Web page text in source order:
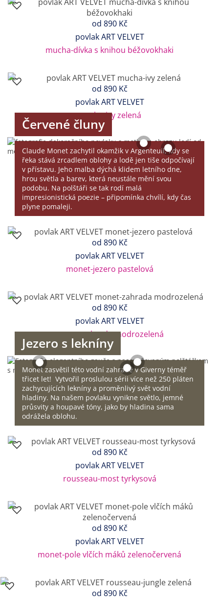
od 890 Kč
povlak ART VELVET
mucha-dívka s knihou béžovokhaki
od 890 Kč
povlak ART VELVET
mucha-ivy zelená
od 890 Kč
povlak ART VELVET
monet-jezero pastelová
od 890 Kč
povlak ART VELVET
monet-zahrada modrozelená
Červené čluny
Claude Monet zachytil okamžik v Argenteuil, kdy se
řeka stává zrcadlem oblohy a lodě jen tiše odpočívají
v přístavu. Jeho malba dýchá klidem letního dne,
hrou světla a barev, která neustále mění svou
podobu. Na polštáři se tak rodí malá
impresionistická poezie – připomínka chvílí, kdy čas
plyne pomaleji.
Jezero s lekníny
Monet zasvětil této vodní zahradě v Giverny téměř
třicet let! Vytvořil proslulou sérii více než 250 pláten
zachycujících lekníny a proměnlivý svět vodní
hladiny. Na našem povlaku vynikne světlo, jemné
průsvity a houpavé tóny, jako by hladina sama
odrážela oblohu.
od 890 Kč
povlak ART VELVET
rousseau-most tyrkysová
od 890 Kč
povlak ART VELVET
monet-pole vlčích máků zelenočervená
od 890 Kč